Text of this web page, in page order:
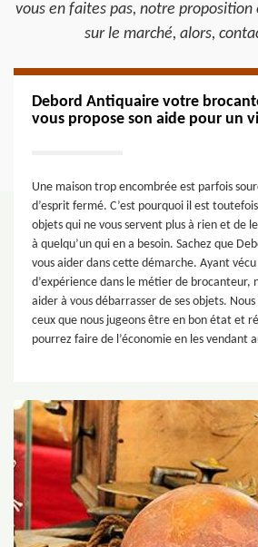
vous en faites pas, notre proposition
sur le marché, alors,
Debord Antiquaire votre
vous propose son aide pour un
Une maison trop encombrée est parfois
d’esprit fermé. C’est pourquoi il est
objets qui ne vous servent plus à rien et de
à quelqu’un qui en a besoin. Sachez que
vous aider dans cette démarche. Ayant
d’expérience dans le métier de brocanteur,
aider à vous débarrasser de ses objets.
ceux que nous jugeons être en bon état et
pourrez faire de l’économie en les vendant